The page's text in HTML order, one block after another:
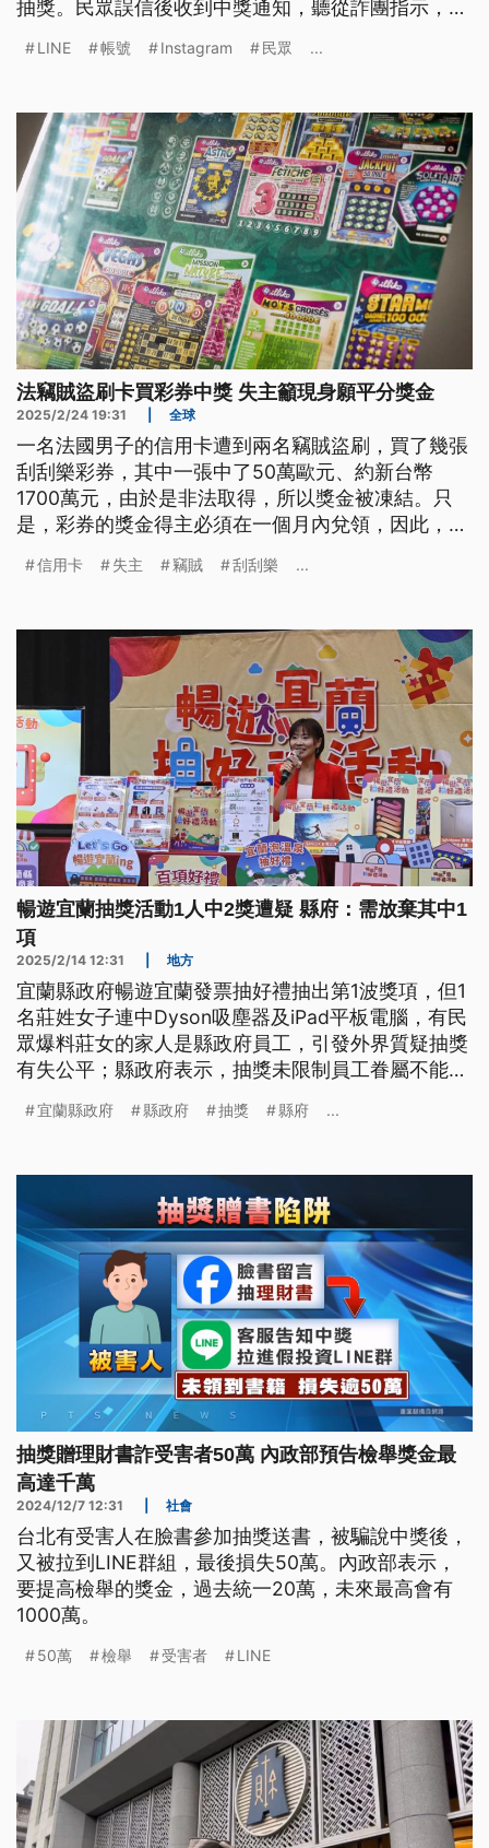
抽獎。民眾誤信後收到中獎通知，聽從詐團指示，交
至人頭帳戶並提款，導致原本做愛心的民眾淪為詐欺
暴增80%，其中以盜取民眾帳號最為嚴重。
LINE 帳號 Instagram 民眾 ...
法竊賊盜刷卡買彩券中獎 失主籲現身願平分獎金
2025/2/24 19:31 全球
一名法國男子的信用卡遭到兩名竊賊盜刷，買了幾張
刮刮樂彩券，其中一張中了50萬歐元、約新台幣
1700萬元，由於是非法取得，所以獎金被凍結。只
是，彩券的獎金得主必須在一個月內兌領，因此，信
金。
信用卡 失主 竊賊 刮刮樂 ...
暢遊宜蘭抽獎活動1人中2獎遭疑 縣府：需放棄其中1
項
2025/2/14 12:31 地方
宜蘭縣政府暢遊宜蘭發票抽好禮抽出第1波獎項，但1
名莊姓女子連中Dyson吸塵器及iPad平板電腦，有民
眾爆料莊女的家人是縣政府員工，引發外界質疑抽獎
有失公平；縣政府表示，抽獎未限制員工眷屬不能參
品依規定其中1項需放棄。
宜蘭縣政府 縣政府 抽獎 縣府 ...
抽獎贈理財書詐受害者50萬 內政部預告檢舉獎金最
高達千萬
2024/12/7 12:31 社會
台北有受害人在臉書參加抽獎送書，被騙說中獎後，
又被拉到LINE群組，最後損失50萬。內政部表示，
要提高檢舉的獎金，過去統一20萬，未來最高會有
1000萬。
50萬 檢舉 受害者 LINE